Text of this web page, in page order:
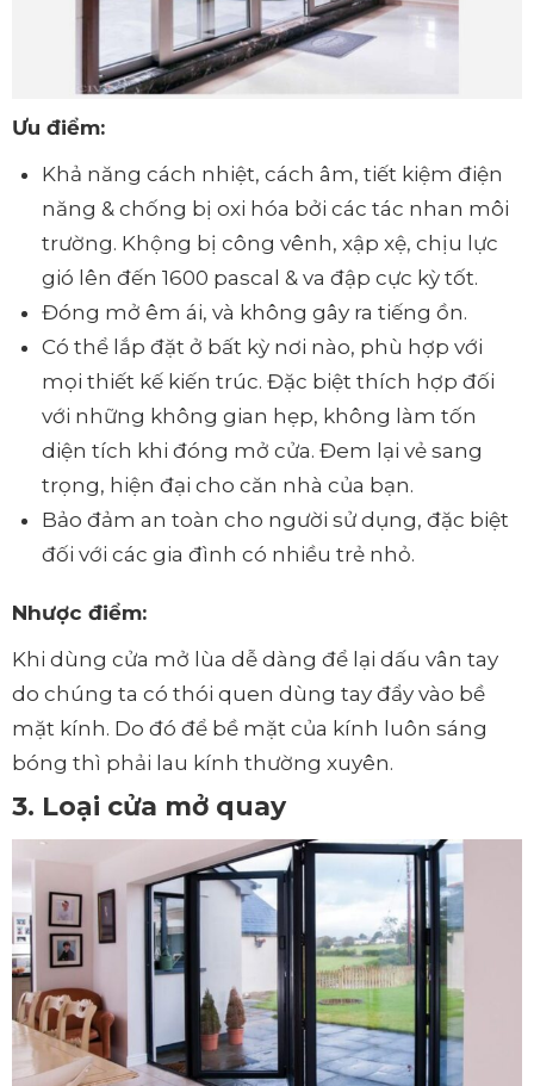
Ưu điểm:
Khả năng cách nhiệt, cách âm, tiết kiệm điện
năng & chống bị oxi hóa bởi các tác nhan môi
trường. Khộng bị công vênh, xập xệ, chịu lực
gió lên đến 1600 pascal & va đập cực kỳ tốt.
Đóng mở êm ái, và không gây ra tiếng ồn.
Có thể lắp đặt ở bất kỳ nơi nào, phù hợp với
mọi thiết kế kiến trúc. Đặc biệt thích hợp đối
với những không gian hẹp, không làm tốn
diện tích khi đóng mở cửa. Đem lại vẻ sang
trọng, hiện đại cho căn nhà của bạn.
Bảo đảm an toàn cho người sử dụng, đặc biệt
đối với các gia đình có nhiều trẻ nhỏ.
Nhược điểm:
Khi dùng cửa mở lùa dễ dàng để lại dấu vân tay
do chúng ta có thói quen dùng tay đẩy vào bề
mặt kính. Do đó để bề mặt của kính luôn sáng
bóng thì phải lau kính thường xuyên.
3. Loại cửa mở quay